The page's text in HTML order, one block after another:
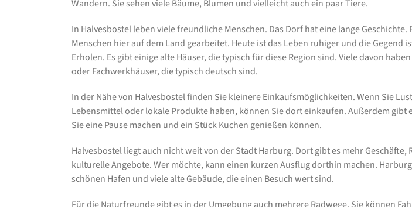
Wandern. Sie sehen viele Bäume, Blumen und vielleicht auch ein paar Tiere.
In Halvesbostel leben viele freundliche Menschen. Das Dorf hat eine lange Geschichte.
Menschen hier auf dem Land gearbeitet. Heute ist das Leben ruhiger und die Gegend
Erholen. Es gibt einige alte Häuser, die typisch für diese Region sind. Viele davon
oder Fachwerkhäuser, die typisch deutsch sind.
In der Nähe von Halvesbostel finden Sie kleinere Einkaufsmöglichkeiten. Wenn Sie
Lebensmittel oder lokale Produkte haben, können Sie dort einkaufen. Außerdem gibt
Sie eine Pause machen und ein Stück Kuchen genießen können.
Halvesbostel liegt auch nicht weit von der Stadt Harburg. Dort gibt es mehr Geschäfte,
kulturelle Angebote. Wer möchte, kann einen kurzen Ausflug dorthin machen.
schönen Hafen und viele alte Gebäude, die einen Besuch wert sind.